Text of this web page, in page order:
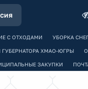
С ОТХОДАМИ УБОРКА
ГУБЕРНАТОРА ХМАО-ЮГРЫ
ЗАКУПКИ